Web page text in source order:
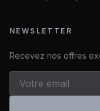
NEWSLETTER
Recevez nos offres